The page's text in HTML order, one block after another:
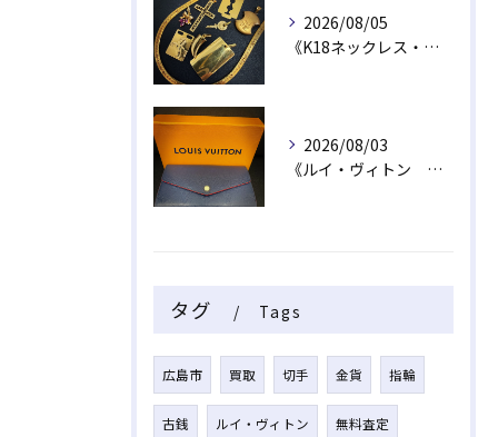
2026/08/05
《K18ネックレス・トップ》
2026/08/03
《ルイ・ヴィトン 長財布》
タグ Tags
広島市 買取 切手 金貨 指輪
古銭 ルイ・ヴィトン 無料査定